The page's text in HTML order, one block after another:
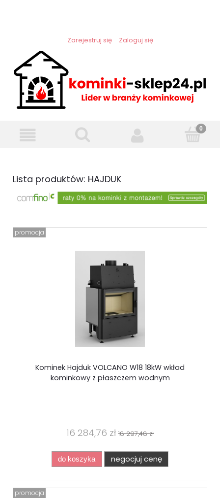
Zarejestruj się Zaloguj się
Lista produktów: HAJDUK
Kominek Hajduk VOLCANO W18 18kW wkład
kominkowy z płaszczem wodnym
16 284,76 zł 18 297,48 zł
do koszyka negocjuj cenę
promocja
promocja